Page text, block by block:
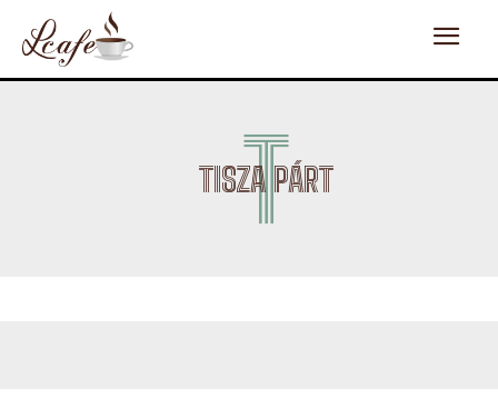
TISZA PÁRT
T